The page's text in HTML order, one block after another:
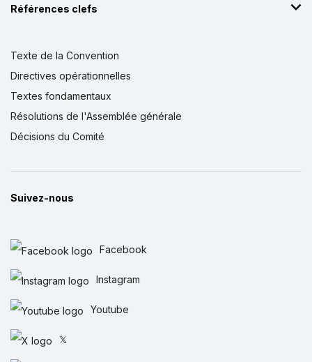
Références clefs
Texte de la Convention
Directives opérationnelles
Textes fondamentaux
Résolutions de l'Assemblée générale
Décisions du Comité
Suivez-nous
Facebook
Instagram
Youtube
𝕏